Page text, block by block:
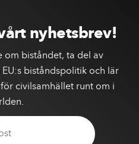
nyhetsbrev!
om biståndet, ta del av
biståndspolitik och lär
civilsamhället runt om i